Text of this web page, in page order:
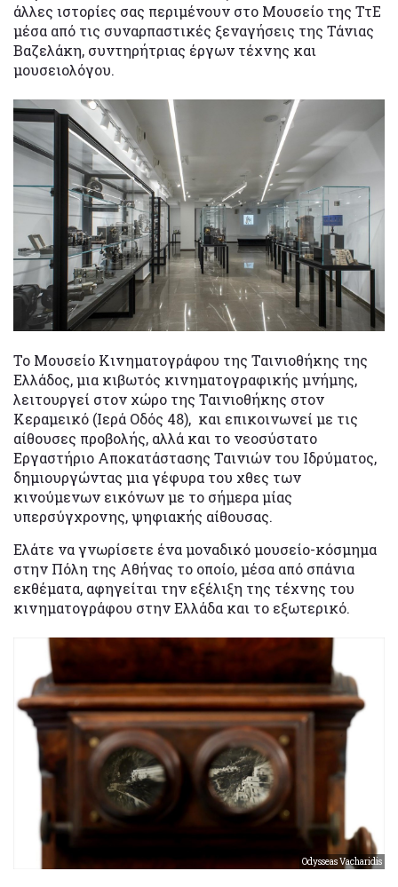
άλλες ιστορίες σας περιμένουν στο Μουσείο της ΤτΕ
μέσα από τις συναρπαστικές ξεναγήσεις της Τάνιας
Βαζελάκη, συντηρήτριας έργων τέχνης και
μουσειολόγου.
Το Μουσείο Κινηματογράφου της Ταινιοθήκης της
Ελλάδος, μια κιβωτός κινηματογραφικής μνήμης,
λειτουργεί στον χώρο της Ταινιοθήκης στον
Κεραμεικό (Ιερά Οδός 48), και επικοινωνεί με τις
αίθουσες προβολής, αλλά και το νεοσύστατο
Εργαστήριο Αποκατάστασης Ταινιών του Ιδρύματος,
δημιουργώντας μια γέφυρα του χθες των
κινούμενων εικόνων με το σήμερα μίας
υπερσύγχρονης, ψηφιακής αίθουσας.
Ελάτε να γνωρίσετε ένα μοναδικό μουσείο-κόσμημα
στην Πόλη της Αθήνας το οποίο, μέσα από σπάνια
εκθέματα, αφηγείται την εξέλιξη της τέχνης του
κινηματογράφου στην Ελλάδα και το εξωτερικό.
Odysseas Vacharidis